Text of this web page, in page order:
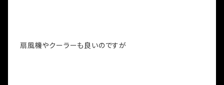
扇風機やクーラーも良いのですが